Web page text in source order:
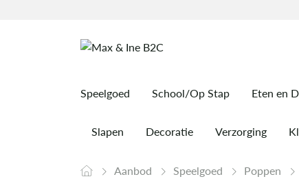
Speelgoed School/Op Stap Eten en
Slapen Decoratie Verzorging
Aanbod Speelgoed Poppen